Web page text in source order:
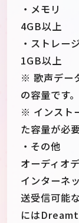
・メモリ
4GB以上
・ストレー
1GB以上
※ 歌声デー
の容量です。
※ インスト
た容量が必
・その他
オーディオ
インターネ
送受信可能
には